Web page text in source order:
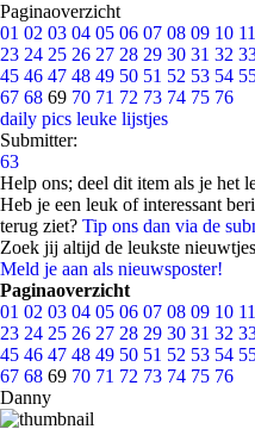
Paginaoverzicht
01 02 03 04 05 06 07 08 09 10 11
23 24 25 26 27 28 29 30 31 32
45 46 47 48 49 50 51 52 53 54
67 68 69 70 71 72 73 74 75 76
daily pics leuke lijstjes
Submitter:
63
Help ons; deel dit item als je het
Heb je een leuk of interessant
terug ziet? Tip ons dan via de
Zoek jij altijd de leukste
Meld je aan als nieuwsposter!
Paginaoverzicht
01 02 03 04 05 06 07 08 09 10 11
23 24 25 26 27 28 29 30 31 32
45 46 47 48 49 50 51 52 53 54
67 68 69 70 71 72 73 74 75 76
Danny